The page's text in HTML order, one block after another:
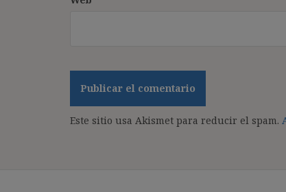
Este sitio usa Akismet para reducir el spam.